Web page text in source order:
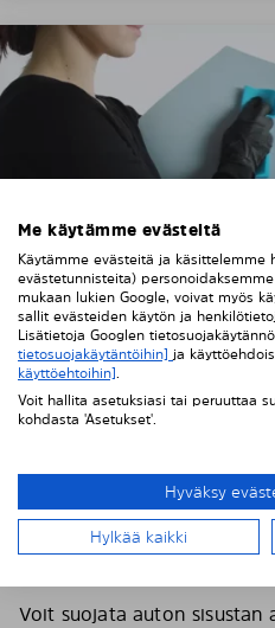
2. Puhdista auton
Pyyhi huolellisesti kaikki
mikrokuituliinalla. Pyyhi
suojakalvo kevyesti
pölyn poistamiseksi.
Voit suojata auton sisustan
Me käytämme evästeitä
Käytämme evästeitä ja käsittelemme
evästetunnisteita)
mukaan lukien Google, voivat myös
sallit evästeiden käytön ja
Lisätietoja Googlen
tietosuojakäytäntöihin] ja
käyttöehtoihin].
Voit hallita asetuksiasi tai peruuttaa
kohdasta 'Asetukset'.
Hyväksy
Hylkää kaikki